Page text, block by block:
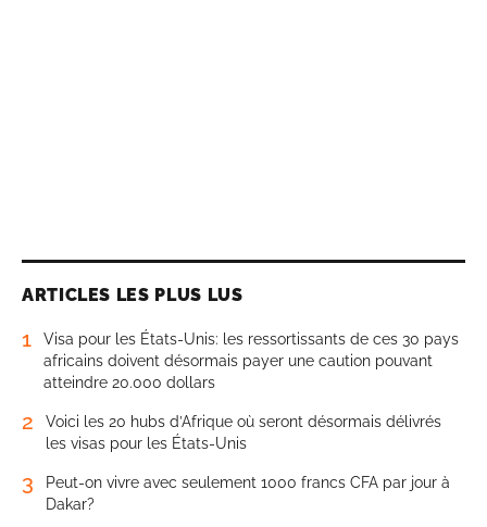
ARTICLES LES PLUS LUS
1
Visa pour les États-Unis: les ressortissants de ces 30 pays
africains doivent désormais payer une caution pouvant
atteindre 20.000 dollars
2
Voici les 20 hubs d’Afrique où seront désormais délivrés
les visas pour les États-Unis
3
Peut-on vivre avec seulement 1000 francs CFA par jour à
Dakar?